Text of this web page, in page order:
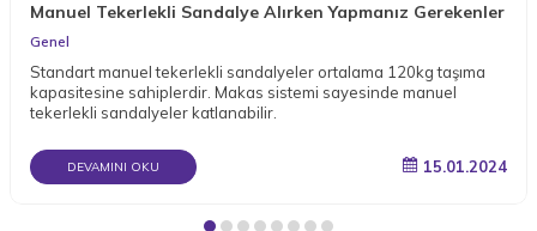
Manuel Tekerlekli Sandalye Alırken Yapmanız Gerekenler
Genel
Standart manuel tekerlekli sandalyeler ortalama 120kg taşıma
kapasitesine sahiplerdir. Makas sistemi sayesinde manuel
tekerlekli sandalyeler katlanabilir.
DEVAMINI OKU 15.01.2024